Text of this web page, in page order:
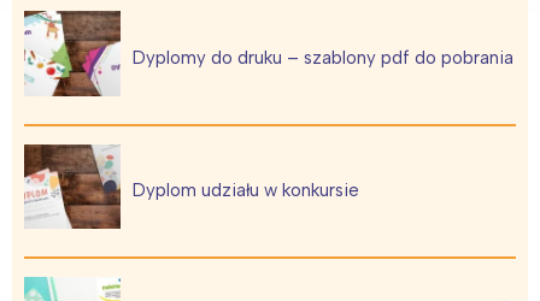
Dyplomy do druku – szablony pdf do pobrania
Dyplom udziału w konkursie